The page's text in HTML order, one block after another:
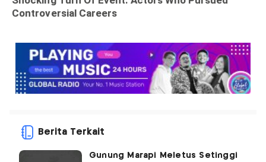
Berita Terkait
Gunung Marapi Meletus Setinggi